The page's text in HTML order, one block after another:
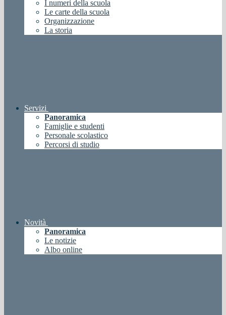
I numeri della scuola
Le carte della scuola
Organizzazione
La storia
Servizi
Panoramica
Famiglie e studenti
Personale scolastico
Percorsi di studio
Novità
Panoramica
Le notizie
Albo online